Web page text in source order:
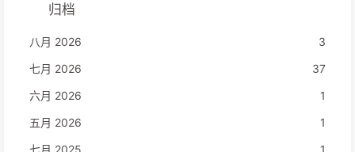
归档
八月 2026
3
七月 2026
37
六月 2026
1
五月 2026
1
七月 2025
1